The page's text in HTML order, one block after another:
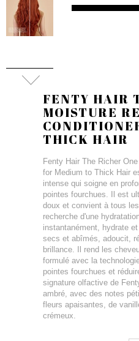
FENTY HAIR
MOISTURE
THICK HAIR
Fenty Hair The Richer
for Medium to Thick Hair
intense qui soigne en
pointes fourchues. Il est
doux et convient à tous
recherche d'une
instantanément, hydrate
secs et abîmés, adoucit,
brillance. Il rend les
formulé avec la
pointes fourchues et
signature olfactive de
ambré, avec des notes
fleurs apaisantes, de
crémeux.